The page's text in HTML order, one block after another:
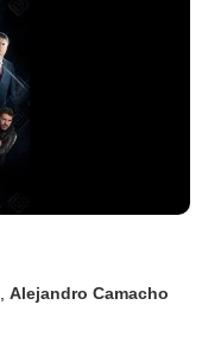
Alejandro Camacho